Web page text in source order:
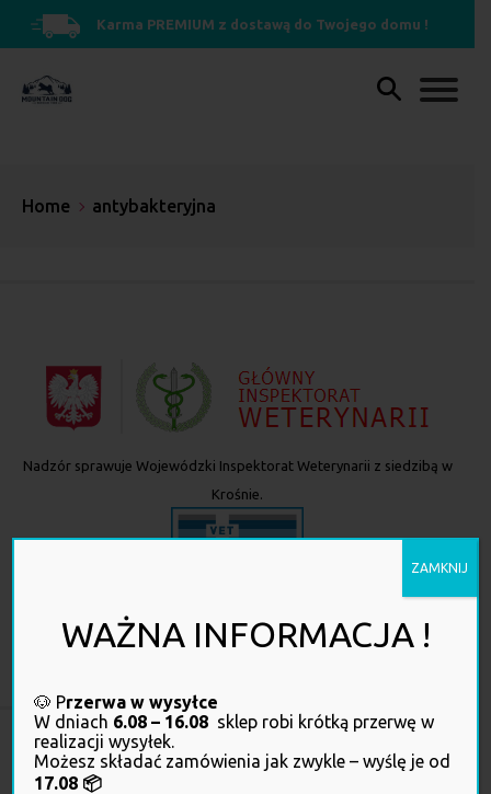
Karma PREMIUM z dostawą do Twojego domu !
Home antybakteryjna
Nadzór sprawuje Wojewódzki Inspektorat Weterynarii z siedzibą w
Krośnie.
Kliknij, żeby sprawdzić, czy ta strona internetowa działa zgodnie z
WAŻNA INFORMACJA !
🐶 Przerwa w wysyłce
W dniach 6.08 – 16.08 sklep robi krótką przerwę w
realizacji wysyłek.
Możesz składać zamówienia jak zwykle – wyślę je od
17.08 📦
ZAMKNIJ